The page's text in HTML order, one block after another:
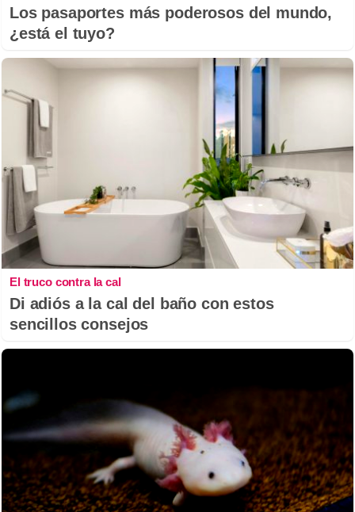
Los pasaportes más poderosos del mundo,
¿está el tuyo?
El truco contra la cal
Di adiós a la cal del baño con estos
sencillos consejos